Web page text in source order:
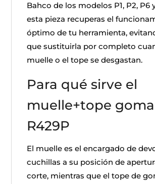
Bahco de los modelos P1, P2, P6
esta pieza recuperas el
óptimo de tu herramienta,
que sustituirla por completo
muelle o el tope se desgastan.
Para qué sirve el
muelle+tope goma
R429P
El muelle es el encargado de
cuchillas a su posición de
corte, mientras que el tope de